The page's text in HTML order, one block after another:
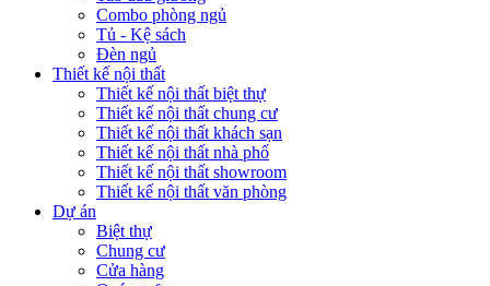
Combo phòng ngủ
Tủ - Kệ sách
Đèn ngủ
Thiết kế nội thất
Thiết kế nội thất biệt thự
Thiết kế nội thất chung cư
Thiết kế nội thất khách sạn
Thiết kế nội thất nhà phố
Thiết kế nội thất showroom
Thiết kế nội thất văn phòng
Dự án
Biệt thự
Chung cư
Cửa hàng